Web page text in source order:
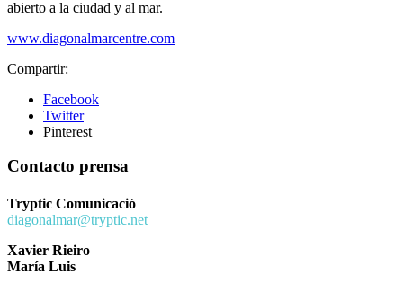
abierto a la ciudad y al mar.
www.diagonalmarcentre.com
Compartir:
Facebook
Twitter
Pinterest
Contacto prensa
Tryptic Comunicació
diagonalmar@tryptic.net
Xavier Rieiro
María Luis